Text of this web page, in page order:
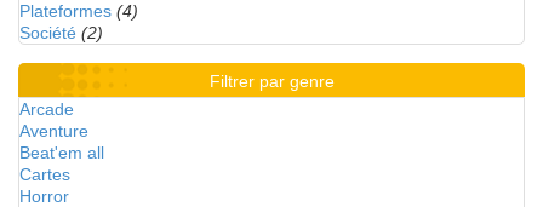
Plateformes (4)
Société (2)
Filtrer par genre
Arcade
Aventure
Beat'em all
Cartes
Horror